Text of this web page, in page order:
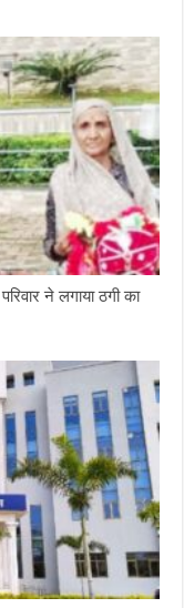
ने लगाया ठगी का